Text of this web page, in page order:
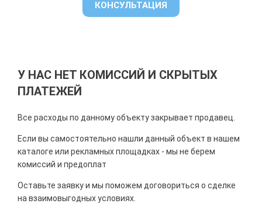
КОНСУЛЬТАЦИЯ
У НАС НЕТ КОМИССИЙ И СКРЫТЫХ
ПЛАТЕЖЕЙ
Все расходы по данному объекту закрывает продавец.
Если вы самостоятельно нашли данный объект в нашем
каталоге или рекламных площадках - мы не берем
комиссий и предоплат
Оставьте заявку и мы поможем договориться о сделке
на взаимовыгодных условиях.